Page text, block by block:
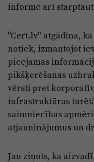
informē arī
"Cert.lv" atgādina,
notiek, izmantojot
pieejamās
pikšķerēšanas
vērsti pret
infrastruktūras
saimniecības
atjauninājumus un
Jau ziņots, ka